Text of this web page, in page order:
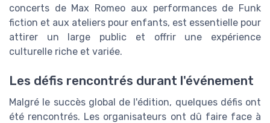
concerts de Max Romeo aux performances de Funk
fiction et aux ateliers pour enfants, est essentielle pour
attirer un large public et offrir une expérience
culturelle riche et variée.
Les défis rencontrés durant l'événement
Malgré le succès global de l'édition, quelques défis ont
été rencontrés. Les organisateurs ont dû faire face à